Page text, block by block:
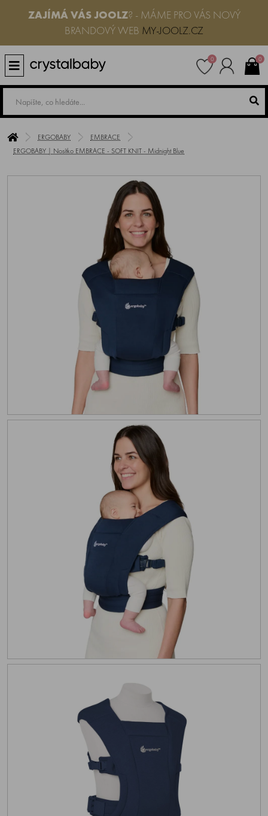
ZAJÍMÁ VÁS JOOLZ? - MÁME PRO VÁS NOVÝ
BRANDOVÝ WEB MY-JOOLZ.CZ
0 0
ERGOBABY
EMBRACE
ERGOBABY | Nosítko EMBRACE - SOFT KNIT - Midnight Blue